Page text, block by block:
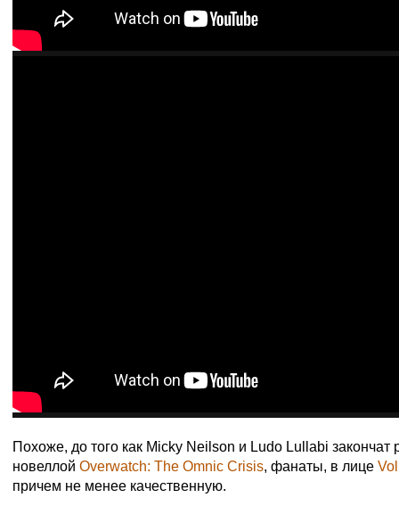
Похоже, до того как Micky Neilson и Ludo Lullabi закончат
новеллой Overwatch: The Omnic Crisis, фанаты, в лице
причем не менее качественную.